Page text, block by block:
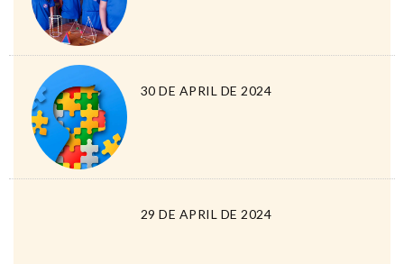
30 DE APRIL DE 2024
29 DE APRIL DE 2024